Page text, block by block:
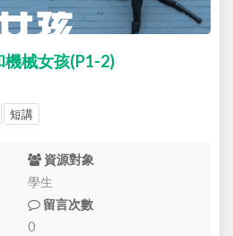
機械女孩(P1-2)
短講
資源對象
學生
留言次數
0